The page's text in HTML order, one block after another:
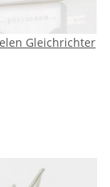
Gleichrichter